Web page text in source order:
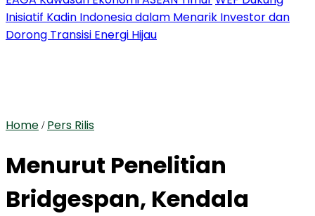
Inisiatif Kadin Indonesia dalam Menarik Investor dan
Dorong Transisi Energi Hijau
Home / Pers Rilis
Menurut Penelitian
Bridgespan, Kendala